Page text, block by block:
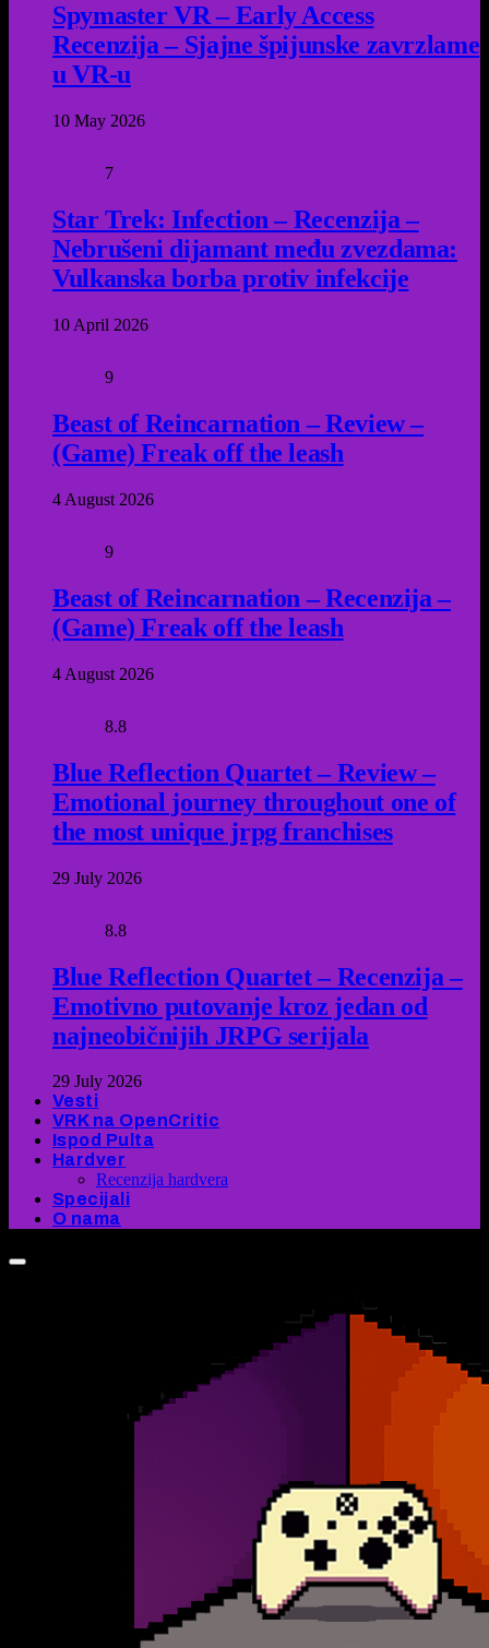
Spymaster VR – Early Access
Recenzija – Sjajne špijunske zavrzlame
u VR-u
10 May 2026
7
Star Trek: Infection – Recenzija –
Nebrušeni dijamant među zvezdama:
Vulkanska borba protiv infekcije
10 April 2026
9
Beast of Reincarnation – Review –
(Game) Freak off the leash
4 August 2026
9
Beast of Reincarnation – Recenzija –
(Game) Freak off the leash
4 August 2026
8.8
Blue Reflection Quartet – Review –
Emotional journey throughout one of
the most unique jrpg franchises
29 July 2026
8.8
Blue Reflection Quartet – Recenzija –
Emotivno putovanje kroz jedan od
najneobičnijih JRPG serijala
29 July 2026
Vesti
VRK na OpenCritic
Ispod Pulta
Hardver
Recenzija hardvera
Specijali
O nama